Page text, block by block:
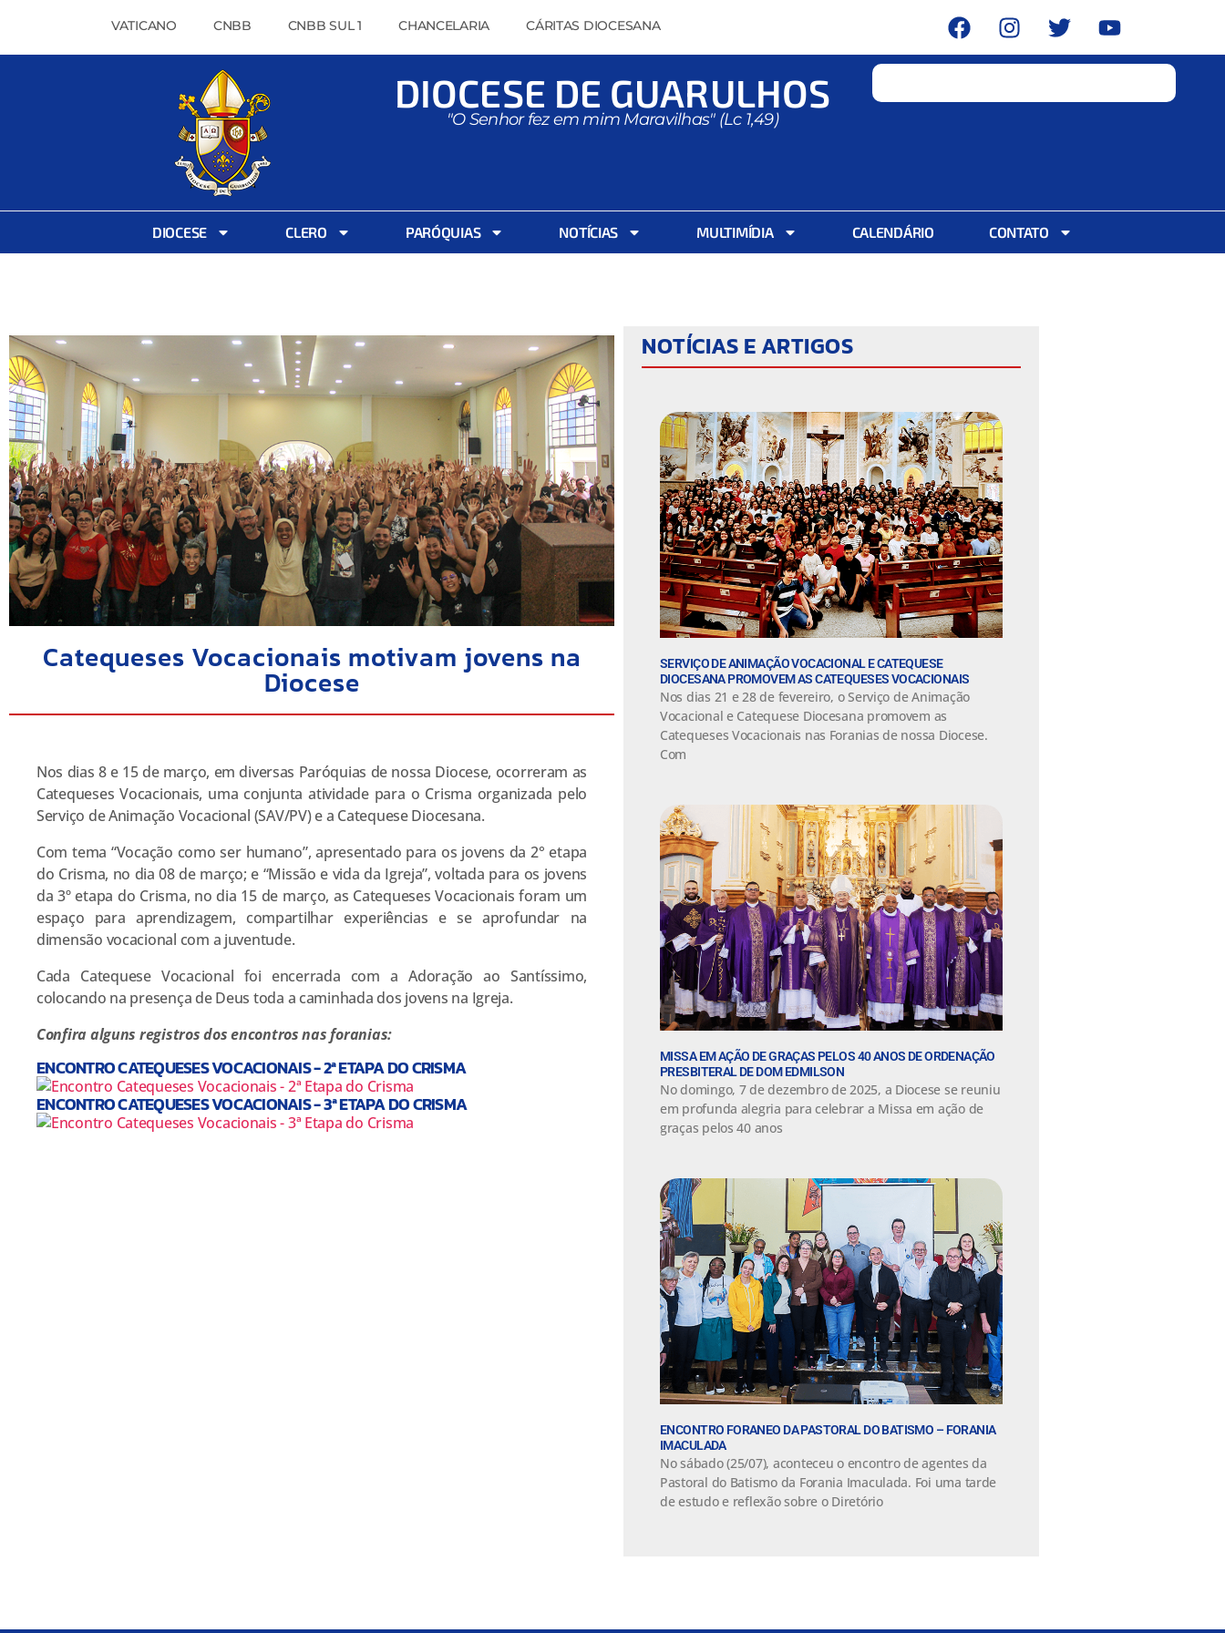
VATICANO CNBB CNBB SUL 1 CHANCELARIA CÁRITAS DIOCESANA
DIOCESE DE GUARULHOS
"O Senhor fez em mim Maravilhas" (Lc 1,49)
DIOCESE CLERO PARÓQUIAS NOTÍCIAS MULTIMÍDIA CALENDÁRIO CONTATO
Catequeses Vocacionais motivam jovens na
Diocese
Nos dias 8 e 15 de março, em diversas Paróquias de nossa Diocese, ocorreram as
Catequeses Vocacionais, uma conjunta atividade para o Crisma organizada pelo
Serviço de Animação Vocacional (SAV/PV) e a Catequese Diocesana.
Com tema “Vocação como ser humano”, apresentado para os jovens da 2° etapa
do Crisma, no dia 08 de março; e “Missão e vida da Igreja”, voltada para os jovens
da 3º etapa do Crisma, no dia 15 de março, as Catequeses Vocacionais foram um
espaço para aprendizagem, compartilhar experiências e se aprofundar na
dimensão vocacional com a juventude.
Cada Catequese Vocacional foi encerrada com a Adoração ao Santíssimo,
colocando na presença de Deus toda a caminhada dos jovens na Igreja.
Confira alguns registros dos encontros nas foranias:
ENCONTRO CATEQUESES VOCACIONAIS - 2ª ETAPA DO CRISMA
ENCONTRO CATEQUESES VOCACIONAIS - 3ª ETAPA DO CRISMA
NOTÍCIAS E ARTIGOS
SERVIÇO DE ANIMAÇÃO VOCACIONAL E CATEQUESE
DIOCESANA PROMOVEM AS CATEQUESES VOCACIONAIS
Nos dias 21 e 28 de fevereiro, o Serviço de Animação
Vocacional e Catequese Diocesana promovem as
Catequeses Vocacionais nas Foranias de nossa Diocese.
Com
MISSA EM AÇÃO DE GRAÇAS PELOS 40 ANOS DE ORDENAÇÃO
PRESBITERAL DE DOM EDMILSON
No domingo, 7 de dezembro de 2025, a Diocese se reuniu
em profunda alegria para celebrar a Missa em ação de
graças pelos 40 anos
ENCONTRO FORANEO DA PASTORAL DO BATISMO – FORANIA
IMACULADA
No sábado (25/07), aconteceu o encontro de agentes da
Pastoral do Batismo da Forania Imaculada. Foi uma tarde
de estudo e reflexão sobre o Diretório